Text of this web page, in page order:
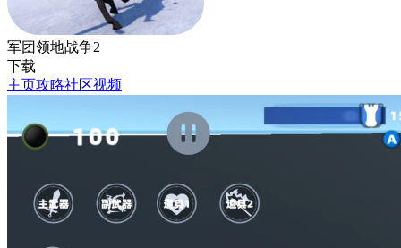
军团领地战争2
下载
主页攻略社区视频